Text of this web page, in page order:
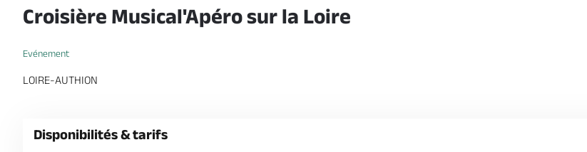
Croisière Musical'Apéro sur la Loire
Evénement
LOIRE-AUTHION
Disponibilités & tarifs